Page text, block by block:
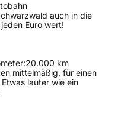
auch in die
Euro wert!
20.000 km
mittelmäßig, für einen
lauter wie ein